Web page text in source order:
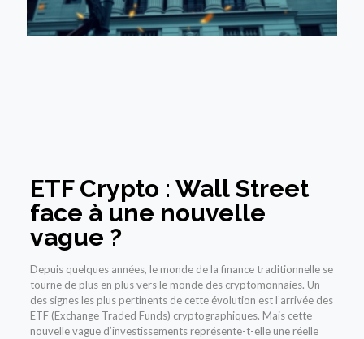
ETF Crypto : Wall Street
face à une nouvelle
vague ?
Depuis quelques années, le monde de la finance traditionnelle se
tourne de plus en plus vers le monde des cryptomonnaies. Un
des signes les plus pertinents de cette évolution est l’arrivée des
ETF (Exchange Traded Funds) cryptographiques. Mais cette
nouvelle vague d’investissements représente-t-elle une réelle